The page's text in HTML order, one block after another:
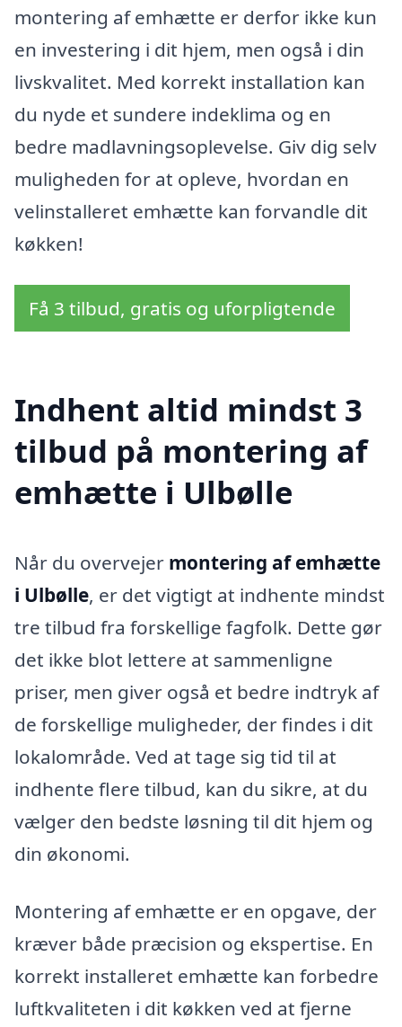
montering af emhætte er derfor ikke kun
en investering i dit hjem, men også i din
livskvalitet. Med korrekt installation kan
du nyde et sundere indeklima og en
bedre madlavningsoplevelse. Giv dig selv
muligheden for at opleve, hvordan en
velinstalleret emhætte kan forvandle dit
køkken!
Få 3 tilbud, gratis og uforpligtende
Indhent altid mindst 3
tilbud på montering af
emhætte i Ulbølle
Når du overvejer montering af emhætte
i Ulbølle, er det vigtigt at indhente mindst
tre tilbud fra forskellige fagfolk. Dette gør
det ikke blot lettere at sammenligne
priser, men giver også et bedre indtryk af
de forskellige muligheder, der findes i dit
lokalområde. Ved at tage sig tid til at
indhente flere tilbud, kan du sikre, at du
vælger den bedste løsning til dit hjem og
din økonomi.
Montering af emhætte er en opgave, der
kræver både præcision og ekspertise. En
korrekt installeret emhætte kan forbedre
luftkvaliteten i dit køkken ved at fjerne